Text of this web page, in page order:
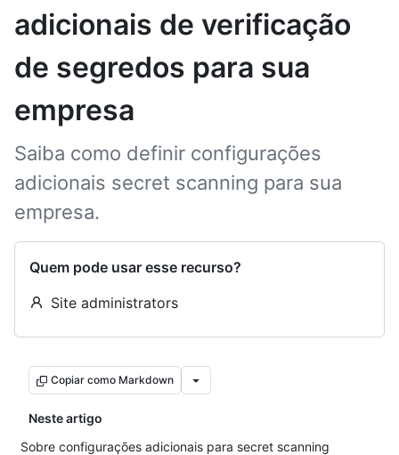
adicionais de verificação
de segredos para sua
empresa
Saiba como definir configurações
adicionais secret scanning para sua
empresa.
Quem pode usar esse recurso?
Site administrators
Copiar como Markdown
Neste artigo
Sobre configurações adicionais para secret scanning